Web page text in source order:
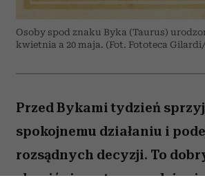
Osoby spod znaku Byka (Taurus)
kwietnia a 20 maja. (Fot. Fototeca
Przed Bykami tydzień
spokojnemu działaniu i
rozsądnych decyzji. To
skupić się na tym, co daje ci